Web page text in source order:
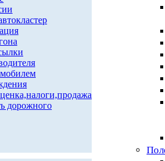
дорожного